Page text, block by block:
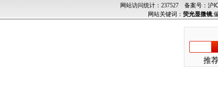
网站访问统计：237527 备案号：沪
网站关键词： 荧光显微镜,
推